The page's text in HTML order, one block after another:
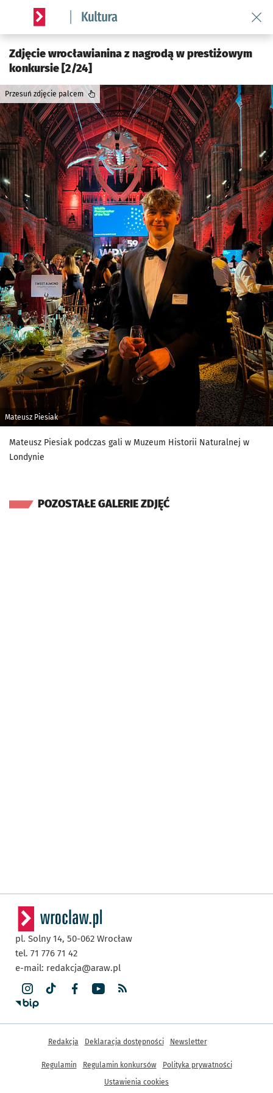
Serwis informacyjny wroclaw.pl podserwis: Kultura
Zdjęcie wrocławianina z nagrodą w prestiżowym
konkursie [2/24]
Mateusz Piesiak
Przesuń zdjęcie palcem
Mateusz Piesiak podczas gali w Muzeum Historii Naturalnej w
Londynie
POZOSTAŁE GALERIE ZDJĘĆ
pl. Solny 14, 50-062 Wrocław
tel. 71 776 71 42
e-mail: redakcja@araw.pl
Inne informacje
Redakcja Deklaracja dostępności Newsletter
Regulamin Regulamin konkursów
Polityka prywatności
Ustawienia cookies